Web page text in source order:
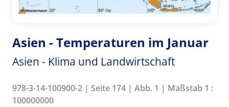
Asien - Temperaturen im Januar
Asien - Klima und Landwirtschaft
978-3-14-100900-2 | Seite 174 | Abb. 1 | Maßstab 1 :
100000000